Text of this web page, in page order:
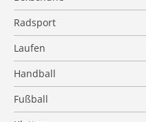
Radsport
Laufen
Handball
Fußball